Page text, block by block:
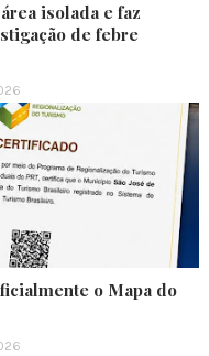
isolada e faz
de febre
o Mapa do